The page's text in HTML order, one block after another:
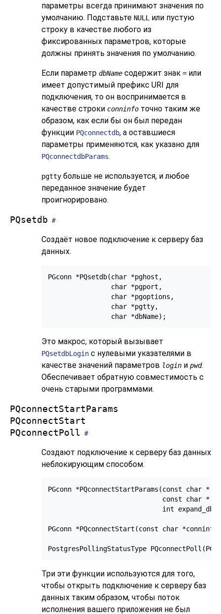
параметры всегда принимают значения по
умолчанию. Подставьте NULL
или пустую
строку в качестве любого из
фиксированных параметров, которые
должны принять значения по умолчанию.
Если параметр dbName содержит знак = или
имеет допустимый префикс URI для
подключения, то он воспринимается в
качестве строки conninfo точно таким же
образом, как если бы он был передан
функции PQconnectdb, а оставшиеся
параметры применяются, как указано для
PQconnectdbParams.
pgtty больше не используется, и любое
переданное значение будет
проигнорировано.
PQsetdb #
Создаёт новое подключение к серверу баз
данных.
PGconn *PQsetdb(char *pghost,
                char *pgport,
                char *pgoptions,
                char *pgtty,
Это макрос, который вызывает
PQsetdbLogin с нулевыми указателями в
качестве значений параметров login и pwd.
Обеспечивает обратную совместимость с
очень старыми программами.
PQconnectStartParams
PQconnectStart
PQconnectPoll #
Создают подключение к серверу баз данных
неблокирующим способом.
PGconn *PQconnectStartParams(const char *
const char *
int
PGconn *PQconnectStart(const char
Три эти функции используются для того,
чтобы открыть подключение к серверу баз
данных таким образом, чтобы поток
исполнения вашего приложения не был